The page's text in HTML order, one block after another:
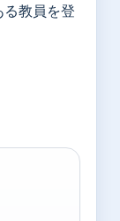
教員を登